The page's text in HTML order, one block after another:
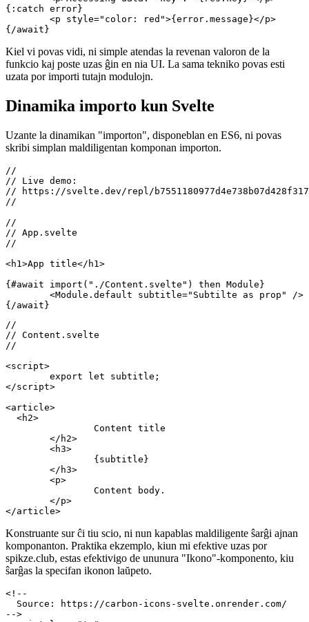
{#await getData()}
{:then res}
	<p>Accessing data: "key": "{res.key}"</p>
{:catch error}
	<p style="color: red">{error.message}</p>
funkcio kaj poste uzas ĝin en nia UI. La sama tekniko povas esti
uzata por importi tutajn modulojn.
Dinamika importo kun Svelte
Uzante la dinamikan "importon", disponeblan en ES6, ni povas
skribi simplan maldiligentan komponan importon.
//
// Live demo:
// https://svelte.dev/repl/
//
//
// App.svelte
//
<h1>App title</h1>
{#await import("./Content.svelte") then Module}
	<Module.default subtitle="Subtilte as prop" />
//
// Content.svelte
//
<script>
	export let subtitle;
<article>
		Content title
		{subtitle}
	</h3>
	<p>
		Content body.
	</p>
Konstruante sur ĉi tiu scio, ni nun kapablas maldiligente ŝarĝi ajnan
spikze.club, estas efektivigo de ununura "Ikono"-komponento, kiu
ŝarĝas la specifan ikonon laŭpeto.